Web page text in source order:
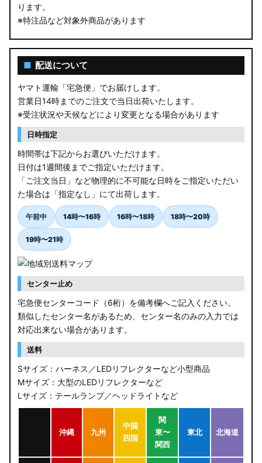
ります。
※特注品など対象外商品があります
■ 配送について
ヤマト運輸「宅急便」でお届けします。
営業日14時までのご注文で当日出荷いたします。
※受注状況や天候などにより変更となる場合があります
日時指定
時間帯は下記からお選びいただけます。
日付は1週間後までご指定いただけます。
「ご注文当日」など物理的に不可能な日時をご指定いただい
た場合は「指定なし」にて出荷します。
午前中 14時〜16時 16時〜18時 18時〜20時
19時〜21時
センター止め
宅急便センターコード（6桁）を備考欄へご記入ください。
類似したセンター名があるため、センター名のみの入力では
対応出来ない場合があります。
送料
Sサイズ：ハーネス／LEDリフレクターなど小型商品
Mサイズ：大型のLEDリフレクターなど
Lサイズ：テールランプ／ヘッドライトなど
沖縄 九州
中国
四国
関
東〜
関西
東北 北海道